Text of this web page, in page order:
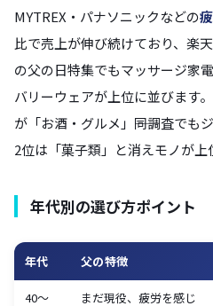
MYTREX・パナソニックなどの
比で売上が伸び続けており、楽
の父の日特集でもマッサージ家
バリーウェアが上位に並びます
が「お酒・グルメ」――同調査でも
2位は「菓子類」と消えモノが上
年代別の選び方ポイント
年代 父の特徴
40〜 まだ現役、疲労を感じ